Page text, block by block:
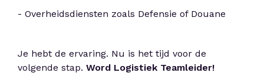
- Overheidsdiensten zoals Defensie of Douane
Je hebt de ervaring. Nu is het tijd voor de
volgende stap. Word Logistiek Teamleider!